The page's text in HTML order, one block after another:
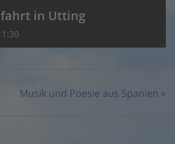
in Utting
Musik und Poesie aus Spanien »